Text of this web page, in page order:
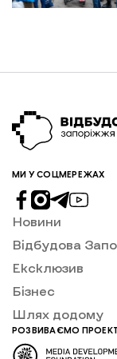
МИ У СОЦМЕРЕЖАХ
Новини
Відбудова
Ексклюзив
Бізнес
Шлях додому
РОЗВИВАЄМО